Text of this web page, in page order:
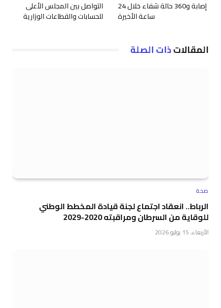
إصابة و360 حالة شفاء خلال 24
ساعة الأخيرة
التواصل بين المجلس الأعلى
للحسابات والقطاعات الوزارية
المقالاتذات الصلة
صحة
الرباط.. انعقاد اجتماع لجنة قيادة المخطط الوطني
للوقاية من السرطان ومراقبته 2020-2029
الأربعاء، 15 يوليو 2026